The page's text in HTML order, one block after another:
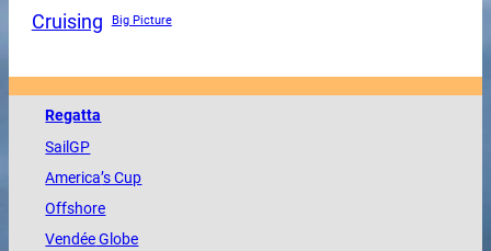
Cruising Big Picture
Regatta
SailGP
America’s Cup
Offshore
VendéeGlobe